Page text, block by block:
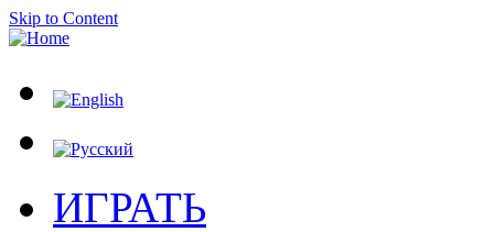
Skip to Content
ИГРАТЬ